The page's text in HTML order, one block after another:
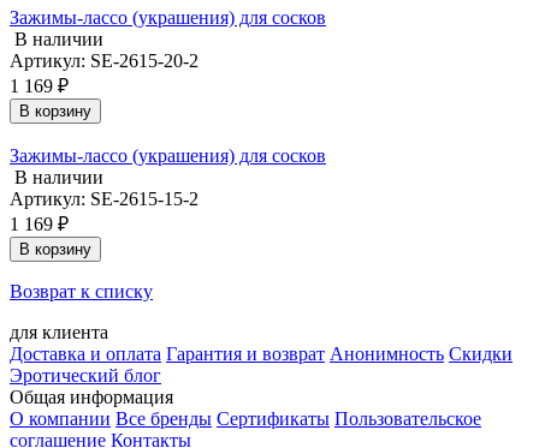
Зажимы-лассо (украшения) для сосков
В наличии
Артикул: SE-2615-20-2
1 169 ₽
В корзину
Зажимы-лассо (украшения) для сосков
В наличии
Артикул: SE-2615-15-2
1 169 ₽
В корзину
Возврат к списку
для клиента
Доставка и оплата Гарантия и возврат Анонимность Скидки
Эротический блог
Общая информация
О компании Все бренды Сертификаты Пользовательское
соглашение Контакты